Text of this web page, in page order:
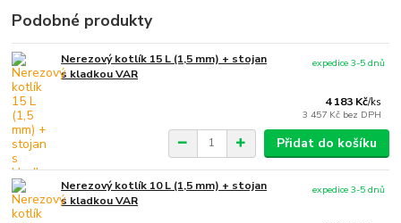
Podobné produkty
Nerezový kotlík 15 L (1,5 mm) + stojan
s kladkou VAR
4 183 Kč/ks
3 457 Kč bez DPH
expedice 3-5 dnů
Přidat do košíku
Nerezový kotlík 10 L (1,5 mm) + stojan
s kladkou VAR
expedice 3-5 dnů